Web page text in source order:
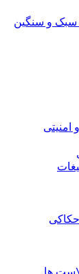
سبک و سنگین
امنیتی